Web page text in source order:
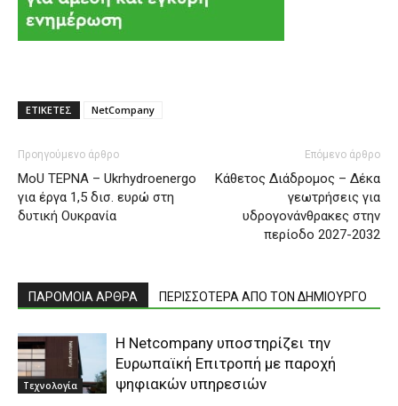
ΕΤΙΚΕΤΕΣ NetCompany
Προηγούμενο άρθρο
ΜοU TEΡΝΑ – Ukrhydroenergo
για έργα 1,5 δισ. ευρώ στη
δυτική Ουκρανία
Επόμενο άρθρο
Κάθετος Διάδρομος – Δέκα
γεωτρήσεις για
υδρογονάνθρακες στην
περίοδο 2027-2032
ΠΑΡΟΜΟΙΑ ΑΡΘΡΑ ΠΕΡΙΣΣΟΤΕΡΑ ΑΠΟ ΤΟΝ ΔΗΜΙΟΥΡΓΟ
Τεχνολογία
Η Netcompany υποστηρίζει την
Ευρωπαϊκή Επιτροπή με παροχή
ψηφιακών υπηρεσιών